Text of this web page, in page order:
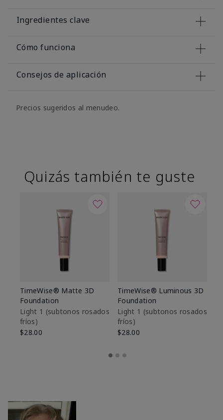
Ingredientes clave
Cómo funciona
Consejos de aplicación
Precios sugeridos al menudeo.
Quizás también te guste
TimeWise® Matte 3D
Foundation
Light 1​ (subtonos rosados
fríos)
$28.00
TimeWise® Luminous 3D
Foundation
Light 1​ (subtonos rosados
fríos)
$28.00